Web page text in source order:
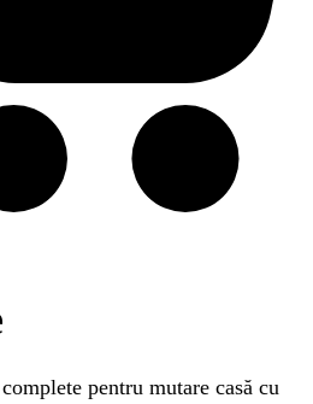
pentru mutare casă cu